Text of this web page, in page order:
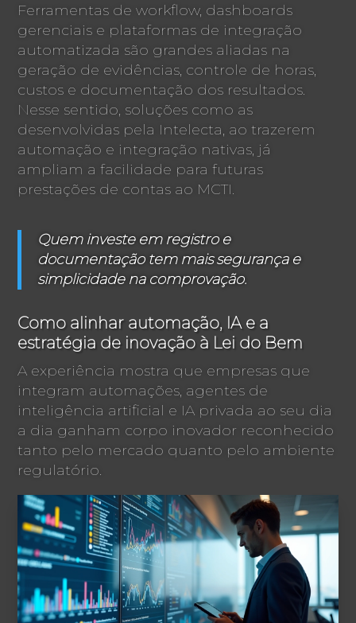
Ferramentas de workflow, dashboards
gerenciais e plataformas de integração
automatizada são grandes aliadas na
geração de evidências, controle de horas,
custos e documentação dos resultados.
Nesse sentido, soluções como as
desenvolvidas pela Intelecta, ao trazerem
automação e integração nativas, já
ampliam a facilidade para futuras
prestações de contas ao MCTI.
Quem investe em registro e
documentação tem mais segurança e
simplicidade na comprovação.
Como alinhar automação, IA e a
estratégia de inovação à Lei do Bem
A experiência mostra que empresas que
integram automações, agentes de
inteligência artificial e IA privada ao seu dia
a dia ganham corpo inovador reconhecido
tanto pelo mercado quanto pelo ambiente
regulatório.